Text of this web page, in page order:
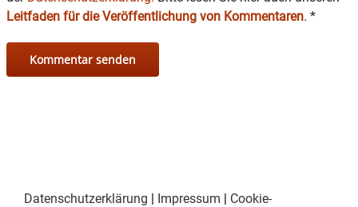
Leitfaden für die Veröffentlichung von Kommentaren. *
Datenschutzerklärung | Impressum | Cookie-